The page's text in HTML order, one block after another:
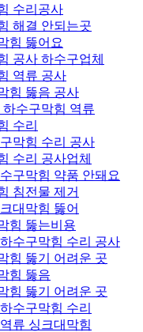
수리공사
해결 안되는곳
힘 뚫어요
공사 하수구업체
역류 공사
힘 뚫음 공사
수구막힘 역류
수리
막힘 수리 공사
수리 공사업체
구막힘 약품 안돼요
침전물 제거
대막힘 뚫어
힘 뚫는비용
수구막힘 수리 공사
힘 뚫기 어려운 곳
힘 뚫음
힘 뚫기 어려운 곳
수구막힘 수리
류 싱크대막힘